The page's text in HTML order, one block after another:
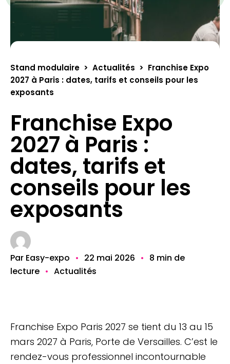
Stand modulaire > Actualités > Franchise Expo
2027 à Paris : dates, tarifs et conseils pour les
exposants
Franchise Expo
2027 à Paris :
dates, tarifs et
conseils pour les
exposants
Par Easy-expo • 22 mai 2026 • 8 min de
lecture • Actualités
Franchise Expo Paris 2027 se tient du 13 au 15
mars 2027 à Paris, Porte de Versailles. C’est le
rendez-vous professionnel incontournable